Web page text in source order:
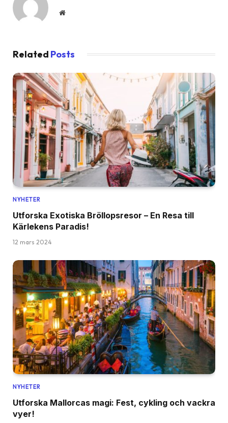
Website
Related Posts
NYHETER
Utforska Exotiska Bröllopsresor – En Resa till
Kärlekens Paradis!
12 mars 2024
NYHETER
Utforska Mallorcas magi: Fest, cykling och vackra
vyer!